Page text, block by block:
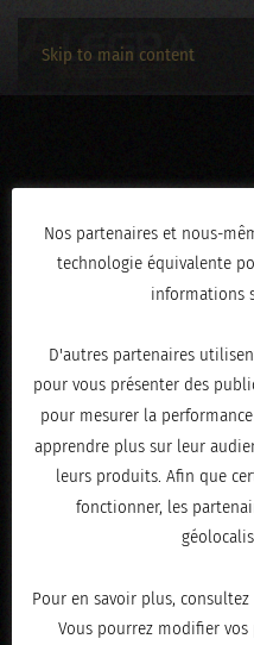
Skip to main content
3C2A2329
ÉCRIT LEFÉVRIER 19,
« PRÉCÉDENT
Nos partenaires et nous-
technologie équivalente
informations
D'autres partenaires
pour vous présenter des
pour mesurer la
apprendre plus sur leur
leurs produits. Afin que
fonctionner, les
Pour en savoir plus,
Vous pourrez modifier